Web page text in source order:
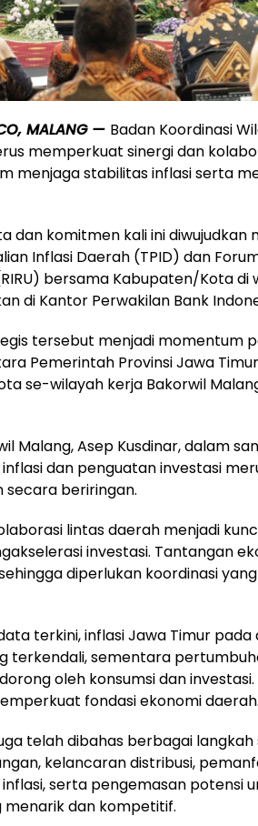
MALANG — Badan Koordinasi
memperkuat sinergi dan
menjaga stabilitas inflasi serta
dan komitmen kali ini diwujudkan
Inflasi Daerah (TPID) dan
bersama Kabupaten/Kota di
di Kantor Perwakilan Bank
tersebut menjadi momentum
Pemerintah Provinsi Jawa
se-wilayah kerja Bakorwil
Malang, Asep Kusdinar, dalam
dan penguatan investasi
secara beriringan.
lintas daerah menjadi
investasi. Tantangan
diperlukan koordinasi
terkini, inflasi Jawa Timur
terkendali, sementara
oleh konsumsi dan
fondasi ekonomi
telah dibahas berbagai
kelancaran distribusi,
serta pengemasan potensi
menarik dan kompetitif.